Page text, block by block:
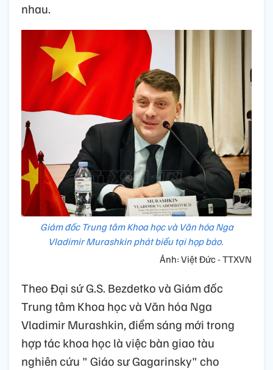
nhau.
Giám đốc Trung tâm Khoa học và Văn hóa Nga
Vladimir Murashkin phát biểu tại họp báo.
Ảnh: Việt Đức - TTXVN
Theo Đại sứ G.S. Bezdetko và Giám đốc
Trung tâm Khoa học và Văn hóa Nga
Vladimir Murashkin, điểm sáng mới trong
hợp tác khoa học là việc bàn giao tàu
nghiên cứu " Giáo sư Gagarinsky" cho